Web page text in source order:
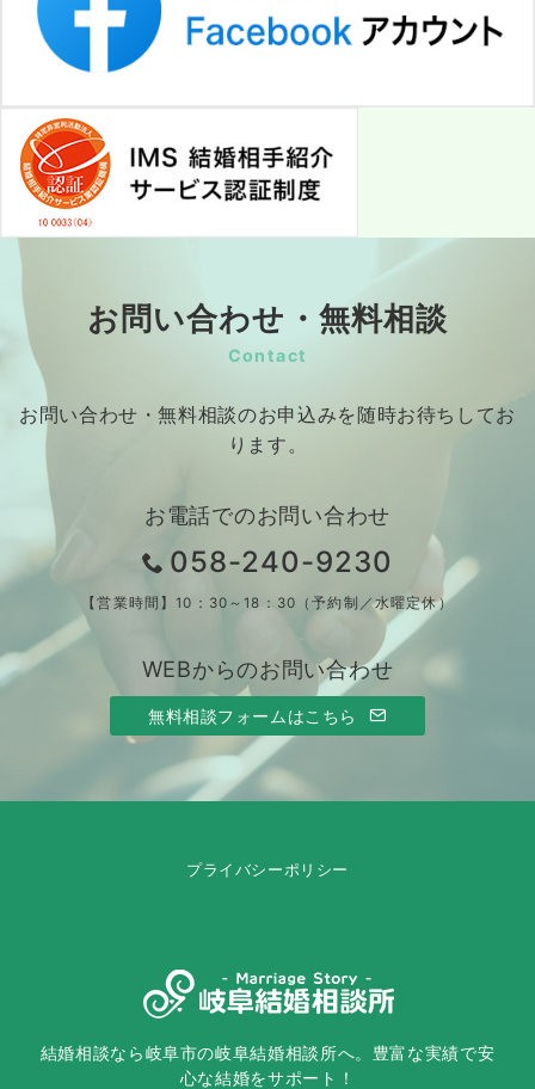
お問い合わせ・無料相談
Contact
お問い合わせ・無料相談のお申込みを随時お待ちしてお
ります。
お電話でのお問い合わせ
058-240-9230
【営業時間】10：30～18：30（予約制／水曜定休）
WEBからのお問い合わせ
無料相談フォームはこちら
プライバシーポリシー
結婚相談なら岐阜市の岐阜結婚相談所へ。豊富な実績で安
心な結婚をサポート！